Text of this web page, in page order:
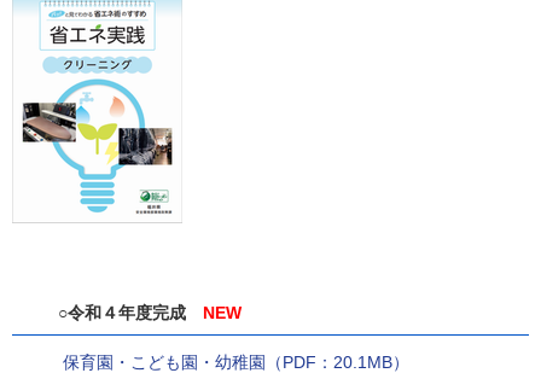
○令和４年度完成 NEW
保育園・こども園・幼稚園（PDF：20.1MB）